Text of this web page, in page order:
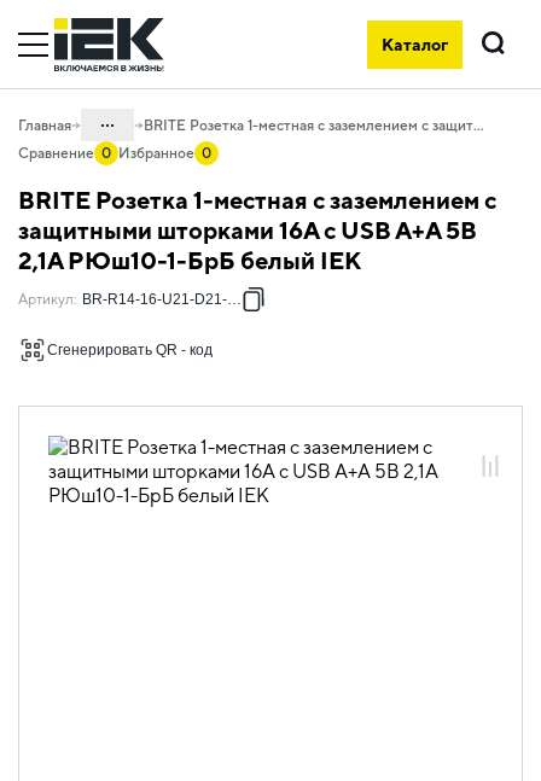
Каталог
Поиск
Главная ...
06. Изделия электроустановочные,
удлинители и силовые разъемы
изделия скрытого монтажа BRITE
BRITE Розетка 1-местная с заземлением с защитными шторками 16А с USB A+A 5В 2,1А РЮш10-1-БрБ белый IEK
Сравнение 0 Избранное 0
BRITE Розетка 1-местная с заземлением с
защитными шторками 16А с USB A+A 5В
2,1А РЮш10-1-БрБ белый IEK
Артикул: BR-R14-16-U21-D21-K01
Сгенерировать QR - код